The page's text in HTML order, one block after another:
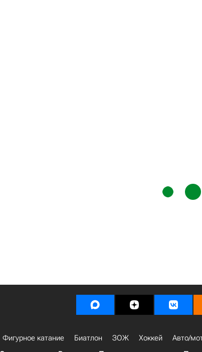
Фигурное катание Биатлон ЗОЖ Хоккей Авто/